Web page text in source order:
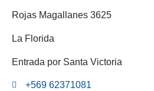
Rojas Magallanes 3625
La Florida
Entrada por Santa Victoria
+569 62371081